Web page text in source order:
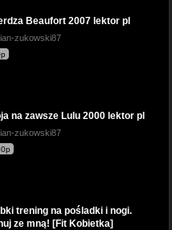
Beaufort 2007 lektor pl
zukowski87
na zawsze Lulu 2000 lektor pl
zukowski87
trening na pośladki i nogi.
ze mną! [Fit Kobietka]